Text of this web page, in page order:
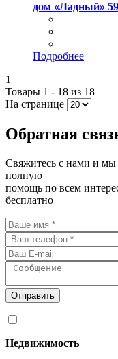
дом «Ладный»
Подробнее
1
Товары 1 - 18 из 18
На странице
Обратная
Свяжитесь с нами и мы
полную
помощь по всем
бесплатно
Отправить
Недвижимость